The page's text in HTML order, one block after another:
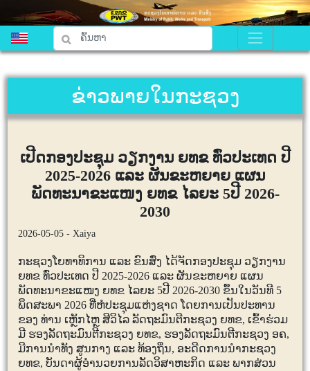
ຂ່າວພາຍໃນກະຊວງ
ເປີດກອງປະຊຸມ ວຽກງານ ຍທຂ ທົ່ວປະເທດ ປີ
2025-2026 ແລະ ຜັນຂະຫຍາຍ ແຜນ
ພັດທະນາຂະແໜງ ຍທຂ ໄລຍະ 5ປີ 2026-
2030
2026-05-05 - Xaiya
ກະຊວງໂຍທາທິການ ແລະ ຂົນສົ່ງ ໄດ້ຈັດກອງປະຊຸມ ວຽກງານ
ຍທຂ ທົ່ວປະເທດ ປີ 2025-2026 ແລະ ຜັນຂະຫຍາຍ ແຜນ
ພັດທະນາຂະແໜງ ຍທຂ ໄລຍະ 5ປີ 2026-2030 ຂຶ້ນໃນວັນທີ 5
ພຶດສະພາ 2026 ທີ່ຫໍປະຊຸມແຫ່ງຊາດ ໂດຍການເປັນປະທານ
ຂອງ ທ່ານ ເຫຼັກໄຫຼ ສີວິໄລ ລັດຖະມົນຕີກະຊວງ ຍທຂ, ເຂົ້າຮ່ວມ
ມີ ຮອງລັດຖະມົນຕີກະຊວງ ຍທຂ, ຮອງລັດຖະມົນຕີກະຊວງ ອຄ,
ມີການນໍາທັງ ສູນກາງ ແລະ ທ້ອງຖິ່ນ, ອະດີດການນຳກະຊວງ
ຍທຂ,ບັນດາຜູ້ອຳນວຍການລັດວິສາຫະກິດ ແລະ ພາກສ່ວນ